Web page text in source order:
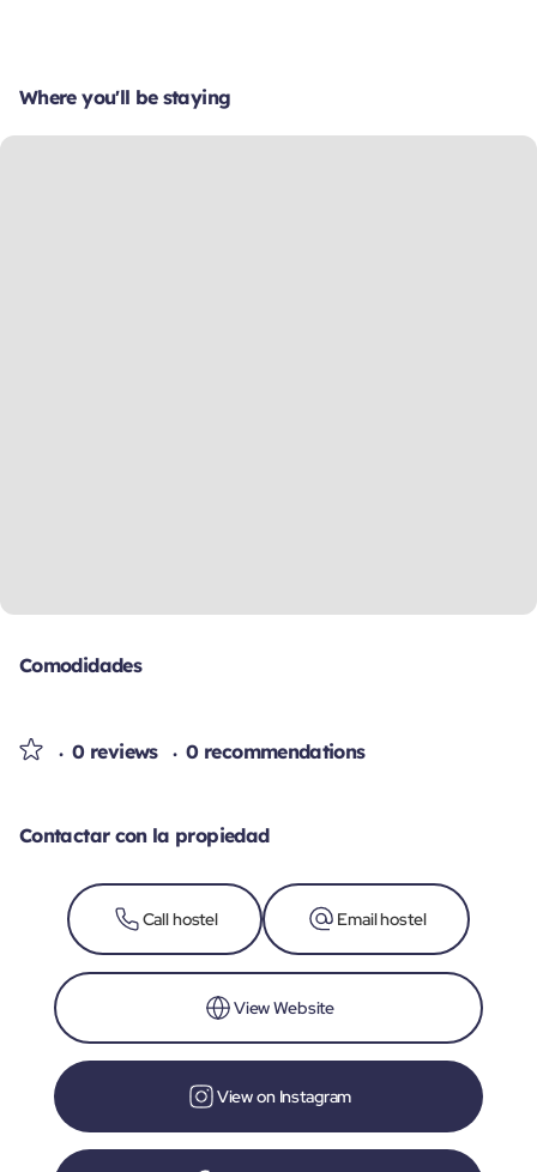
Where you'll be staying
Comodidades
0 reviews 0 recommendations
Contactar con la propiedad
Call hostel Email hostel
View Website
View on Instagram